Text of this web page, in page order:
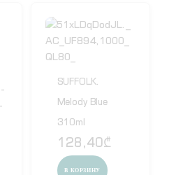
SUFFOLK.
Melody Blue
310ml
128,40₾
В КОРЗИНУ